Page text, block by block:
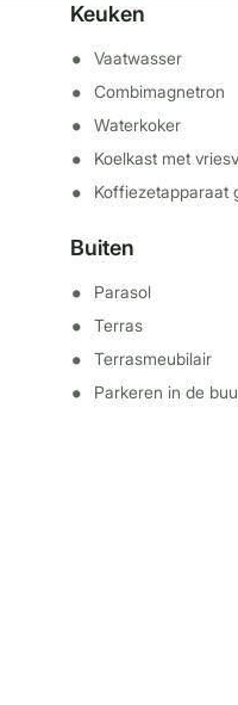
Keuken
Vaatwasser
Combimagnetron
Waterkoker
Koelkast met
Koffiezetapparaat
Buiten
Parasol
Terras
Terrasmeubilair
Parkeren in de